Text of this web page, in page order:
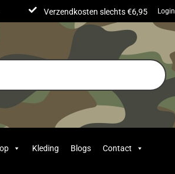
Verzendkosten slechts €6,95 Login
Kleding Blogs Contact